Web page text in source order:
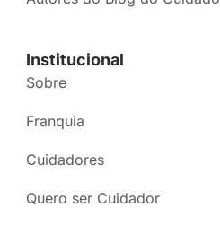
Institucional
Sobre
Franquia
Cuidadores
Quero ser Cuidador